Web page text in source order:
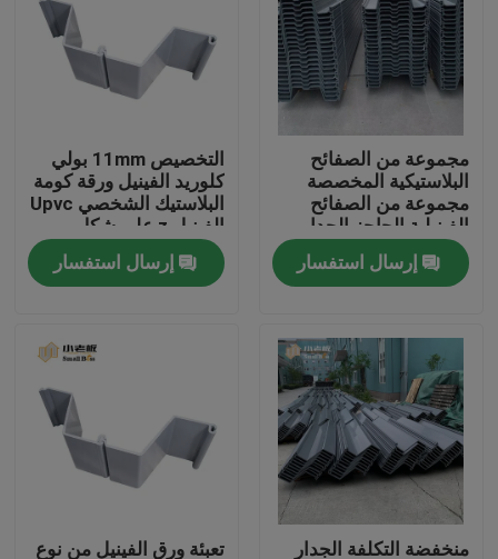
معلومات عنا
مراقبة الجودة
اتصل بنا
مدونة
اطلب اقتباس
الوسائط المرشحة MBBR
MBBR بيو ميديا
مجموعة من الصفائح
البلاستيكية المخصصة
مجموعة من الصفائح
الفينيلية الحاجز الجدار
بحيرة الماء حل
إرسال استفسار
التخصيص 11mm بولي
كلوريد الفينيل ورقة كومة
البلاستيك الشخصي Upvc
الفينيل z على شكل
البلاستيك تتراكم
إرسال استفسار
منخفضة التكلفة الجدار تعبئة ورق الفينيل من نوع